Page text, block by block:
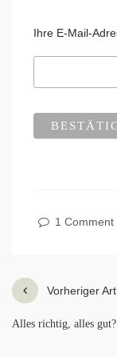
Ihre E-Mail-
1 Comment
Vorheriger
Alles richtig, alles gut?